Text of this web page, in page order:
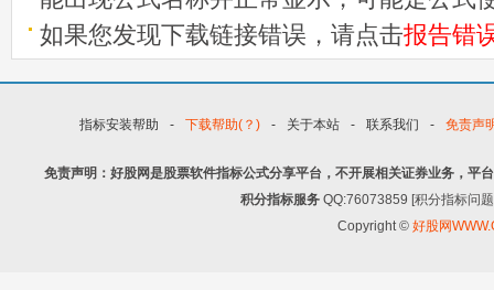
如果您发现下载链接错误，请点击报告错
指标安装帮助 - 下载帮助(？) - 关于本站 - 联系我们 - 免责声
免责声明：好股网是股票软件指标公式分享平台，不开展相关证券业务，平
积分指标服务 QQ:76073859 [积分指标问
Copyright © 好股网